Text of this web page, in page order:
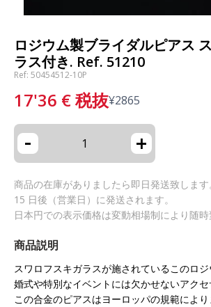
ロジウム製ブライダルピアス
ラス付き. Ref. 51210
Ref: 50454512-10P
17'36 €税抜¥2865
- +
商品の在庫がありましたら即日発送致しま
15 日後（営業日）に発送されます。
日本円での表示価格は変動相場制により随
商品説明
スワロフスキガラスが施されているこのロ
婚式や特別なイベントには欠かせないアクセ
この合金のピアスはヨーロッパの規範によ